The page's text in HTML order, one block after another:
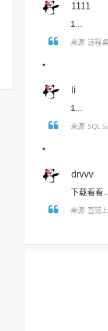
1111
1...
来源 远程
li
1...
来源 SQL
drvvv
下载看看...
来源 直链